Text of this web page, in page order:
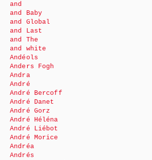
and
and Baby
and Global
and Last
and The
and white
Andéols
Anders Fogh
Andra
André
André Bercoff
André Danet
André Gorz
André Héléna
André Liébot
André Morice
Andréa
Andrés